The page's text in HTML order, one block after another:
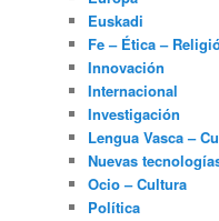
Euskadi
Fe – Ética –
Innovación
Internacional
Investigación
Lengua Vasca –
Nuevas
Ocio – Cultura
Política